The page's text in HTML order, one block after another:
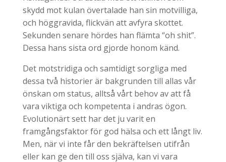
skydd mot kulan övertalade han sin motvilliga,
och höggravida, flickvän att avfyra skottet.
Sekunden senare hördes han flämta “oh shit”.
Dessa hans sista ord gjorde honom känd.
Det motstridiga och samtidigt sorgliga med
dessa två historier är bakgrunden till allas vår
önskan om status, alltså vårt behov av att få
vara viktiga och kompetenta i andras ögon.
Evolutionärt sett har det ju varit en
framgångsfaktor för god hälsa och ett långt liv.
Men, när vi inte får den bekräftelsen utifrån
eller kan ge den till oss själva, kan vi vara